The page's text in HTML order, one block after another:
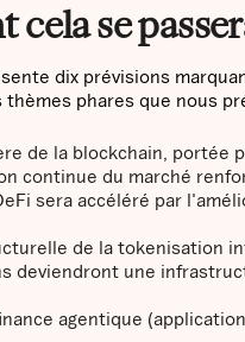
cela se
dix prévisions
thèmes phares que nous
de la blockchain, portée
continue du marché
sera accéléré par
de la tokenisation
deviendront une
agentique